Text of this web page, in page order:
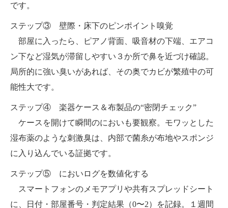
です。
ステップ③ 壁際・床下のピンポイント嗅覚
部屋に入ったら、ピアノ背面、吸音材の下端、エアコ
ン下など湿気が滞留しやすい３か所で鼻を近づけ確認。
局所的に強い臭いがあれば、その奥でカビが繁殖中の可
能性大です。
ステップ④ 楽器ケース＆布製品の“密閉チェック”
ケースを開けて瞬間のにおいも要観察。モワッとした
湿布薬のような刺激臭は、内部で菌糸が布地やスポンジ
に入り込んでいる証拠です。
ステップ⑤ においログを数値化する
スマートフォンのメモアプリや共有スプレッドシート
に、日付・部屋番号・判定結果（0〜2）を記録。１週間